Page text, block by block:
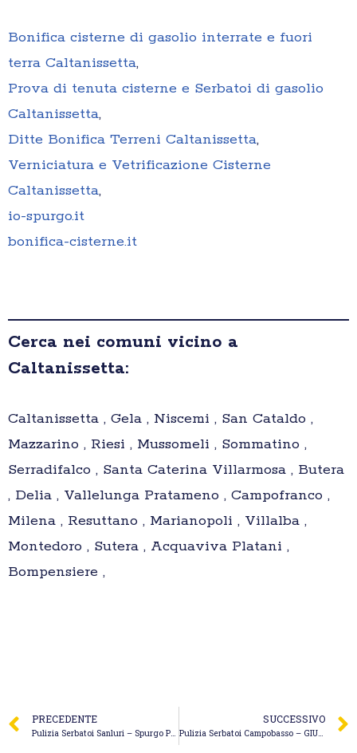
Bonifica cisterne di gasolio interrate e fuori
terra Caltanissetta,
Prova di tenuta cisterne e Serbatoi di gasolio
Caltanissetta,
Ditte Bonifica Terreni Caltanissetta,
Verniciatura e Vetrificazione Cisterne
Caltanissetta,
io-spurgo.it
bonifica-cisterne.it
Cerca nei comuni vicino a
Caltanissetta:
Caltanissetta , Gela , Niscemi , San Cataldo ,
Mazzarino , Riesi , Mussomeli , Sommatino ,
Serradifalco , Santa Caterina Villarmosa , Butera
, Delia , Vallelunga Pratameno , Campofranco ,
Milena , Resuttano , Marianopoli , Villalba ,
Montedoro , Sutera , Acquaviva Platani ,
Bompensiere ,
PRECEDENTE
Pulizia Serbatoi Sanluri – Spurgo Pisci Francesco
SUCCESSIVO
Pulizia Serbatoi Campobasso – GIULIANI ENVIRONMENT